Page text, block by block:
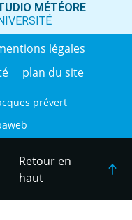
MÉTÉORE
légales
plan du site
prévert
Retour en
haut